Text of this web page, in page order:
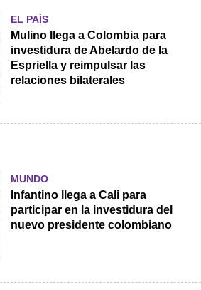
EL PAÍS
Mulino llega a Colombia para
investidura de Abelardo de la
Espriella y reimpulsar las
relaciones bilaterales
MUNDO
Infantino llega a Cali para
participar en la investidura del
nuevo presidente colombiano